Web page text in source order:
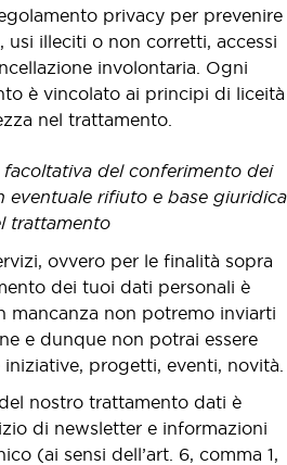
privacy per prevenire
illeciti o non corretti, accessi
involontaria. Ogni
è vincolato ai principi di liceità
nel trattamento.
del conferimento dei
eventuale rifiuto e base giuridica
trattamento
ovvero per le finalità sopra
dei tuoi dati personali è
mancanza non potremo inviarti
e dunque non potrai essere
progetti, eventi, novità.
nostro trattamento dati è
di newsletter e informazioni
(ai sensi dell’art. 6, comma 1,